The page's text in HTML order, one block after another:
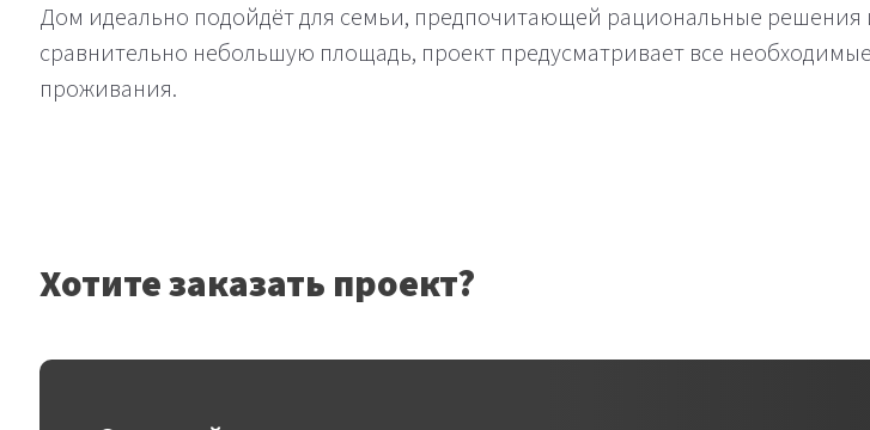
Дом идеально подойдёт для семьи, предпочитающей рациональные решения
сравнительно небольшую площадь, проект предусматривает все
проживания.
Хотите заказать проект?